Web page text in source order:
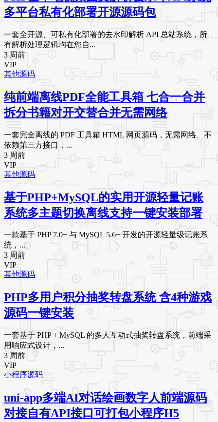
多平台私有化部署开源源码包
一套全开源、可私有化部署的去水印解析 API 总站系统，所
有解析处理逻辑均在您自...
3 周前
VIP
其他源码
纯前端离线PDF全能工具箱 七合一合并
拆分书籍对开交替合并无需网络
一套完全离线的 PDF 工具箱 HTML 网页源码，无需网络、不
依赖第三方接口，...
3 周前
VIP
其他源码
基于PHP+MySQL的实用开源轻量记账
系统多主题切换离线支持一键安装部署
一款基于 PHP 7.0+ 与 MySQL 5.6+ 开发的开源轻量级记账系
统，...
3 周前
VIP
其他源码
PHP多用户积分抽奖转盘系统 含4种游戏
源码一键安装
一套基于 PHP + MySQL 的多人互动式抽奖转盘系统，前端采
用响应式设计，...
3 周前
VIP
小程序源码
uni-app多端AI对话绘画数字人前端源码
对接自有API接口可打包小程序H5